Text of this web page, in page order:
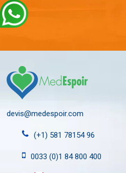
devis@medespoir.com
(+1) 581 78154 96
0033 (0)1 84 800 400